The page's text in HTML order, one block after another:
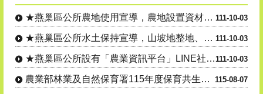
111-10-03
★燕巢區公所農地使用宣導，農地設置資材室等各種農業設施應先....
111-10-03
★燕巢區公所水土保持宣導，山坡地整地、開挖應先申請，以免違規....
111-10-03
★燕巢區公所設有「農業資訊平台」LINE社群，隨時傳達各項農....
115-08-07
農業部林業及自然保育署115年度保育共生地認證